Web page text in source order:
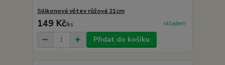
Silikonová větev růžová 21cm
149 Kč/ks skladem
Přidat do košíku